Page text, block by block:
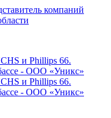
компаний